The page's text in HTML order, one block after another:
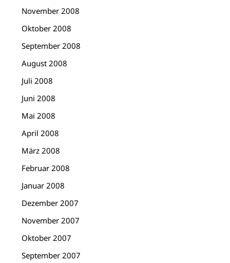
November 2008
Oktober 2008
September 2008
August 2008
Juli 2008
Juni 2008
Mai 2008
April 2008
März 2008
Februar 2008
Januar 2008
Dezember 2007
November 2007
Oktober 2007
September 2007